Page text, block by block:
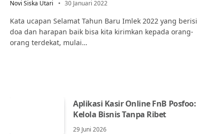
Novi Siska Utari 30 Januari 2022
Kata ucapan Selamat Tahun Baru Imlek 2022 yang berisi
doa dan harapan baik bisa kita kirimkan kepada orang-
orang terdekat, mulai…
Aplikasi Kasir Online FnB Posfoo:
Kelola Bisnis Tanpa Ribet
29 Juni 2026